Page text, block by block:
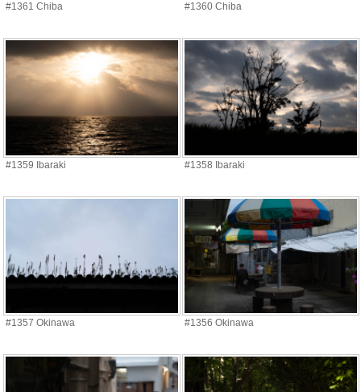
#1361 Chiba #1360 Chiba
#1359 Ibaraki #1358 Ibaraki
#1357 Okinawa #1356 Okinawa